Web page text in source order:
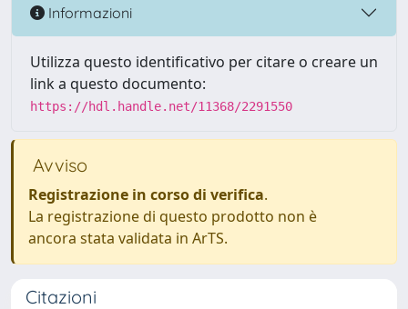
Informazioni
Utilizza questo identificativo per citare o creare un
link a questo documento:
https://hdl.handle.net/11368/2291550
Avviso
Registrazione in corso di verifica.
La registrazione di questo prodotto non è
ancora stata validata in ArTS.
Citazioni